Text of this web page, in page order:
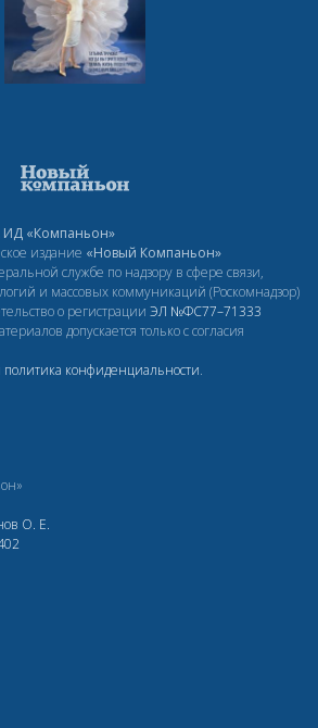
«Компаньон»
издание «Новый Компаньон»
службе по надзору в сфере связи,
и массовых коммуникаций (Роскомнадзор)
о регистрации ЭЛ №ФС77–71333
допускается только с согласия
конфиденциальности.
О. Е.